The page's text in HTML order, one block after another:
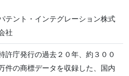
テント・インテグレーション株式
社
許庁発行の過去２０年、約３００
件の商標データを収録した、国内